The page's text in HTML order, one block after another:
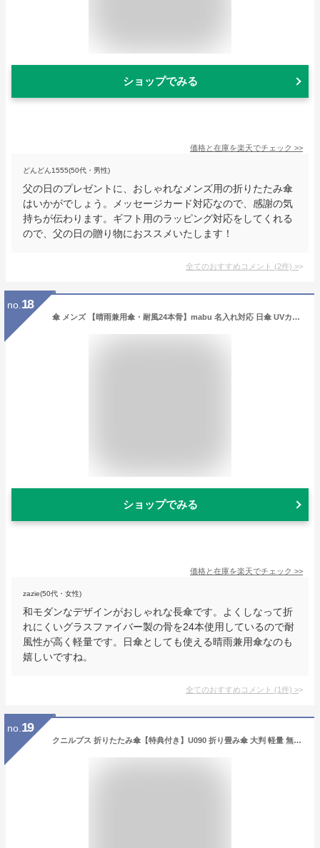
ショップでみる
価格と在庫を楽天でチェック >>
どんどん1555(50代・男性)
父の日のプレゼントに、おしゃれなメンズ用の折りたたみ傘
はいかがでしょう。メッセージカード対応なので、感謝の気
持ちが伝わります。ギフト用のラッピング対応をしてくれる
ので、父の日の贈り物におススメいたします！
全てのおすすめコメント (2件) >
no. 18
傘 メンズ 【晴雨兼用傘・耐風24本骨】mabu 名入れ対応 日傘 UVカット ネーム彫刻 長傘 台風対策 番傘 超軽量 名前入り 紫外線対策 日焼け対策 誕生日 父の日 ギフト プレゼント 就職祝い 敬老の日 蛇の目傘 雨傘 おしゃれ 男女兼用 名前彫刻 和風 レイングッズ 贈り物
ショップでみる
価格と在庫を楽天でチェック >>
zazie(50代・女性)
和モダンなデザインがおしゃれな長傘です。よくしなって折
れにくいグラスファイバー製の骨を24本使用しているので耐
風性が高く軽量です。日傘としても使える晴雨兼用傘なのも
嬉しいですね。
全てのおすすめコメント (1件) >
no. 19
クニルプス 折りたたみ傘【特典付き】U090 折り畳み傘 大判 軽量 無地 ゴルフ傘 折り畳み コンパクト メンズ uvカット 晴雨兼用 日傘 丈夫 大きいサイズ おしゃれ スポーツ観戦 雨傘 軽い ギフト 正規店【ポイント10倍 送料無料】［ Knirps U.090 ］